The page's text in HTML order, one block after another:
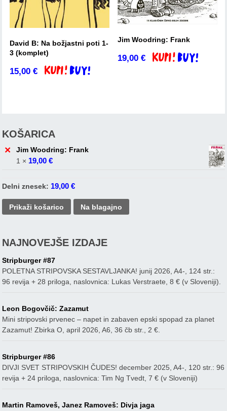
David B: Na božjastni poti 1-
3 (komplet)
15,00€ Dodaj v košarico
Jim Woodring: Frank
19,00€ Dodaj v košarico
KOŠARICA
×
Jim Woodring: Frank
1 × 19,00€
Delni znesek: 19,00€
Prikaži košarico Na blagajno
NAJNOVEJŠE IZDAJE
Stripburger #87
POLETNA STRIPOVSKA SESTAVLJANKA! junij 2026, A4-, 124 str.:
96 revija + 28 priloga, naslovnica: Lukas Verstraete, 8 € (v Sloveniji).
Leon Bogovčič: Zazamut
Mini stripovski prvenec – napet in zabaven epski spopad za planet
Zazamut! Zbirka O, april 2026, A6, 36 čb str., 2 €.
Stripburger #86
DIVJI SVET STRIPOVSKIH ČUDES! december 2025, A4-, 120 str.: 96
revija + 24 priloga, naslovnica: Tim Ng Tvedt, 7 € (v Sloveniji)
Martin Ramoveš, Janez Ramoveš: Divja jaga